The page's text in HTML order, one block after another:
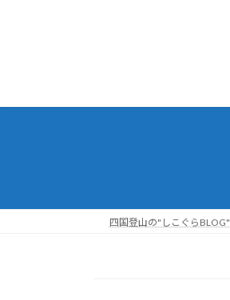
へ
ョ
四国登山の"しこぐらBLOG"